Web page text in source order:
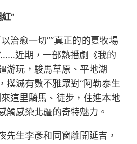
”
治愈一切”“真正的的夏牧場
近期，一部熱播劇《我的
游玩，駿馬草原、平地湖
撲滅有數不雅眾對“阿勒泰生
這里騎馬、徒步，住進本地
觸感染北疆的奇特魅力。
先生李彥和同窗離開延吉，